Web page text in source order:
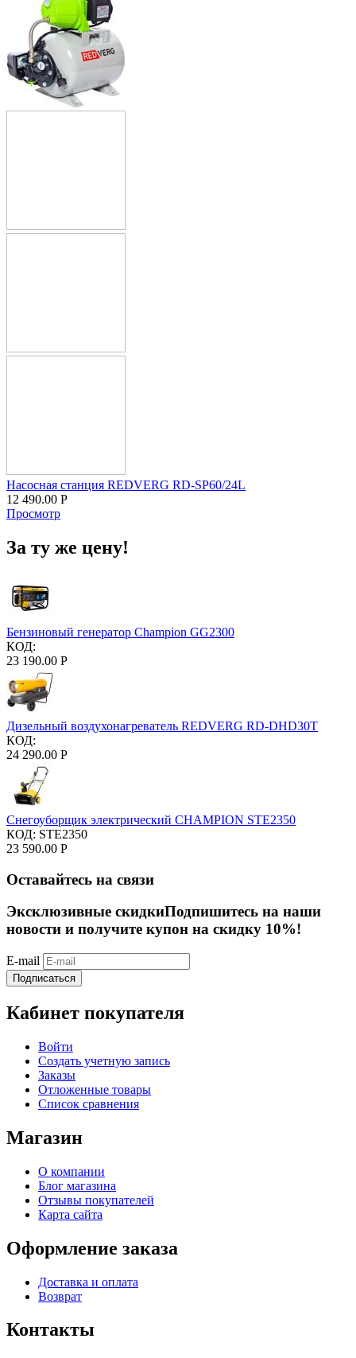
Насосная станция REDVERG RD-SP60/24L
12 490.00 Р
Просмотр
За ту же цену!
Бензиновый генератор Champion GG2300
КОД:
23 190.00 Р
Дизельный воздухонагреватель REDVERG RD-DHD30T
КОД:
24 290.00 Р
Снегоуборщик электрический CHAMPION STE2350
КОД: STE2350
23 590.00 Р
Оставайтесь на связи
Эксклюзивные скидкиПодпишитесь на наши
новости и получите купон на скидку 10%!
E-mail
Подписаться
Кабинет покупателя
Войти
Создать учетную запись
Заказы
Отложенные товары
Список сравнения
Магазин
О компании
Блог магазина
Отзывы покупателей
Карта сайта
Оформление заказа
Доставка и оплата
Возврат
Контакты